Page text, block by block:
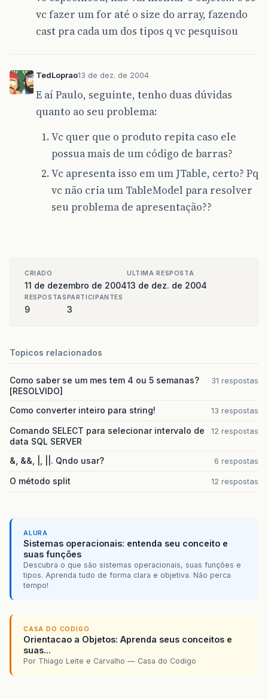
vc fazer um for até o size do array, fazendo
cast pra cada um dos tipos q vc pesquisou
TedLoprao13 de dez. de 2004
E aí Paulo, seguinte, tenho duas dúvidas
quanto ao seu problema:
Vc quer que o produto repita caso ele
possua mais de um código de barras?
Vc apresenta isso em um JTable, certo? Pq
vc não cria um TableModel para resolver
seu problema de apresentação??
CRIADO
11 de dezembro de 2004
ULTIMA RESPOSTA
13 de dez. de 2004
RESPOSTAS
9
PARTICIPANTES
3
Topicos relacionados
Como saber se um mes tem 4 ou 5 semanas?
[RESOLVIDO]
31 respostas
Como converter inteiro para string! 13 respostas
Comando SELECT para selecionar intervalo de
data SQL SERVER
12 respostas
&, &&, |, ||. Qndo usar? 6 respostas
O método split 12 respostas
ALURA
Sistemas operacionais: entenda seu conceito e
suas funções
Descubra o que são sistemas operacionais, suas funções e
tipos. Aprenda tudo de forma clara e objetiva. Não perca
tempo!
CASA DO CODIGO
Orientacao a Objetos: Aprenda seus conceitos e
suas...
Por Thiago Leite e Carvalho — Casa do Codigo